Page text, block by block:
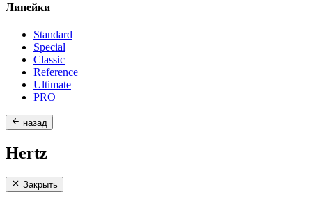
Линейки
Standard
Special
Classic
Reference
Ultimate
PRO
назад
Hertz
Закрыть